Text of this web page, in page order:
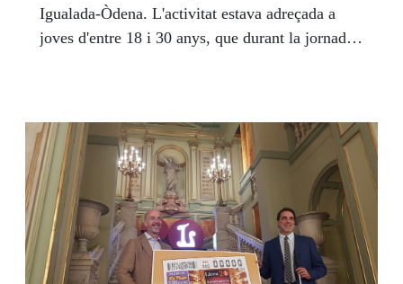
Igualada-Òdena. L'activitat estava adreçada a
joves d'entre 18 i 30 anys, que durant la jornada